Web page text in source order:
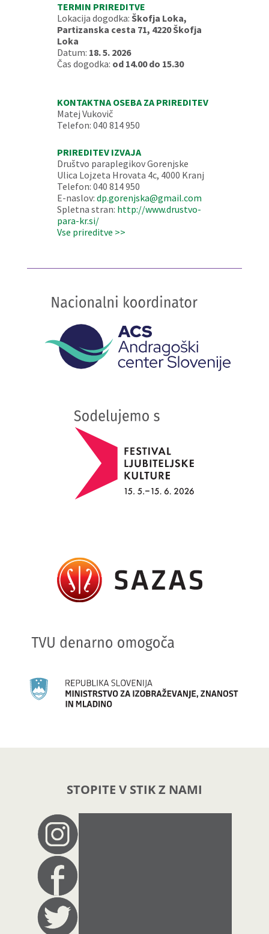
TERMIN PRIREDITVE
Lokacija dogodka: Škofja Loka,
Partizanska cesta 71, 4220 Škofja
Loka
Datum: 18. 5. 2026
Čas dogodka: od 14.00 do 15.30
KONTAKTNA OSEBA ZA PRIREDITEV
Matej Vukovič
Telefon: 040 814 950
PRIREDITEV IZVAJA
Društvo paraplegikov Gorenjske
Ulica Lojzeta Hrovata 4c, 4000 Kranj
Telefon: 040 814 950
E-naslov: dp.gorenjska@gmail.com
Spletna stran: http://www.drustvo-
para-kr.si/
Vse prireditve >>
STOPITE V STIK Z NAMI